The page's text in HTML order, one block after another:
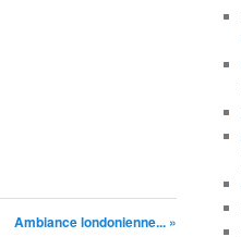
Ambiance londonienne... »